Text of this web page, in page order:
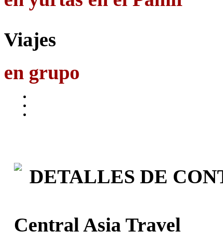
Viajes
en grupo
DETALLES DE
Central Asia Travel